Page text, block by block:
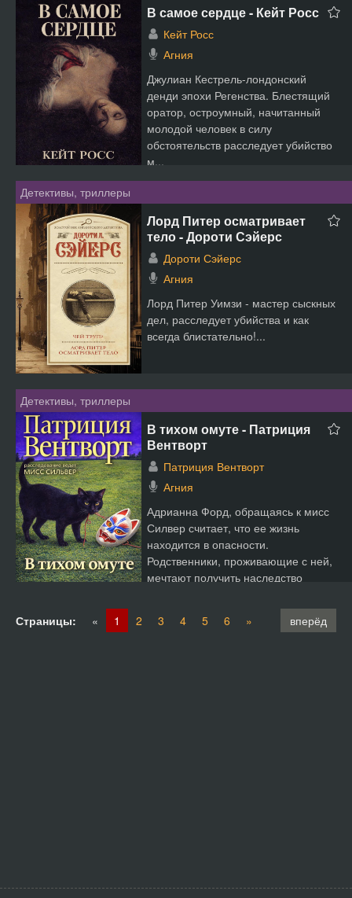
В самое сердце - Кейт Росс
Кейт Росс
Агния
Джулиан Кестрель-лондонский
денди эпохи Регенства. Блестящий
оратор, остроумный, начитанный
молодой человек в силу
обстоятельств расследует убийство
м...
Детективы, триллеры
Лорд Питер осматривает
тело - Дороти Сэйерс
Дороти Сэйерс
Агния
Лорд Питер Уимзи - мастер сыскных
дел, расследует убийства и как
всегда блистательно!...
Детективы, триллеры
В тихом омуте - Патриция
Вентворт
Патриция Вентворт
Агния
Адрианна Форд, обращаясь к мисс
Силвер считает, что ее жизнь
находится в опасности.
Родственники, проживающие с ней,
мечтают получить наследство
вперёд
Страницы: « 1 2 3 4 5 6 »